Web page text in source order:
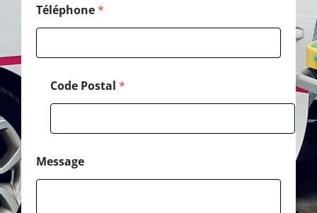
a
Téléphone*
Code Postal *
Message